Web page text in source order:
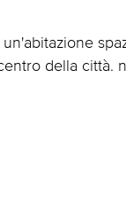
della città.